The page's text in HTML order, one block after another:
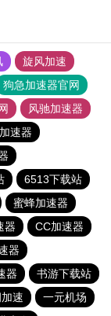
旋风加速
狗急加速器官网
风驰加速器
速器
6513下载站
蜜蜂加速器
器
CC加速器
器
器
书游下载站
速
一元机场